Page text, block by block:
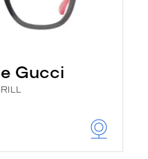
Gucci